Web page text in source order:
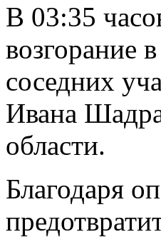
В 03:35
возгорание
соседних
Ивана
области.
Благодаря